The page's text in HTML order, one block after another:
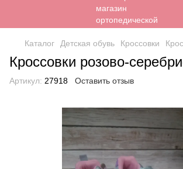
Каталог Детская обувь Кроссовки
Кроссовки розово-
Артикул: 27918 Оставить отзыв